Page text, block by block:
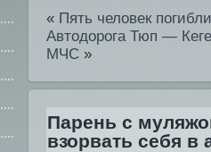
« Пять человек
Автодорога Тюп —
МЧС »
Парень с
взорвать себя в